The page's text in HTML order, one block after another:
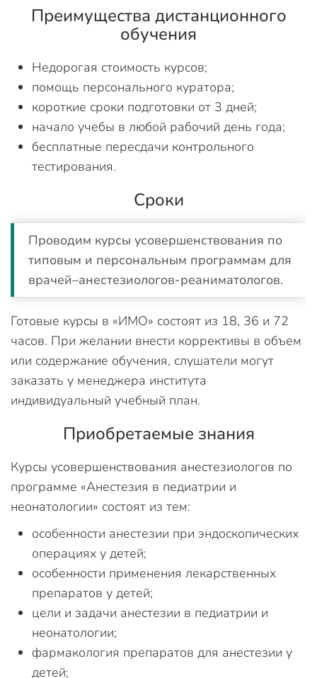
Преимущества дистанционного
обучения
Недорогая стоимость курсов;
помощь персонального куратора;
короткие сроки подготовки от 3 дней;
начало учебы в любой рабочий день года;
бесплатные пересдачи контрольного
тестирования.
Сроки
Проводим курсы усовершенствования по
типовым и персональным программам для
врачей–анестезиологов-реаниматологов.
Готовые курсы в «ИМО» состоят из 18, 36 и 72
часов. При желании внести коррективы в объем
или содержание обучения, слушатели могут
заказать у менеджера института
индивидуальный учебный план.
Приобретаемые знания
Курсы усовершенствования анестезиологов по
программе «Анестезия в педиатрии и
неонатологии» состоят из тем:
особенности анестезии при эндоскопических
операциях у детей;
особенности применения лекарственных
препаратов у детей;
цели и задачи анестезии в педиатрии и
неонатологии;
фармакология препаратов для анестезии у
детей;